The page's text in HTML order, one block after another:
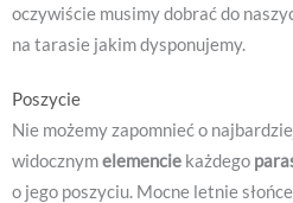
oczywiście musimy dobrać do
na tarasie jakim dysponujemy.
Poszycie
Nie możemy zapomnieć o
widocznymelemencie każdego
o jego poszyciu. Mocne letnie